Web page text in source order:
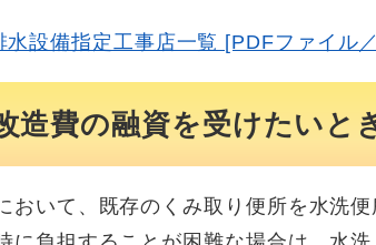
水設備指定工事店一覧 [PDFファイル
造費の融資を受けたいと
いて、既存のくみ取り便所を水洗